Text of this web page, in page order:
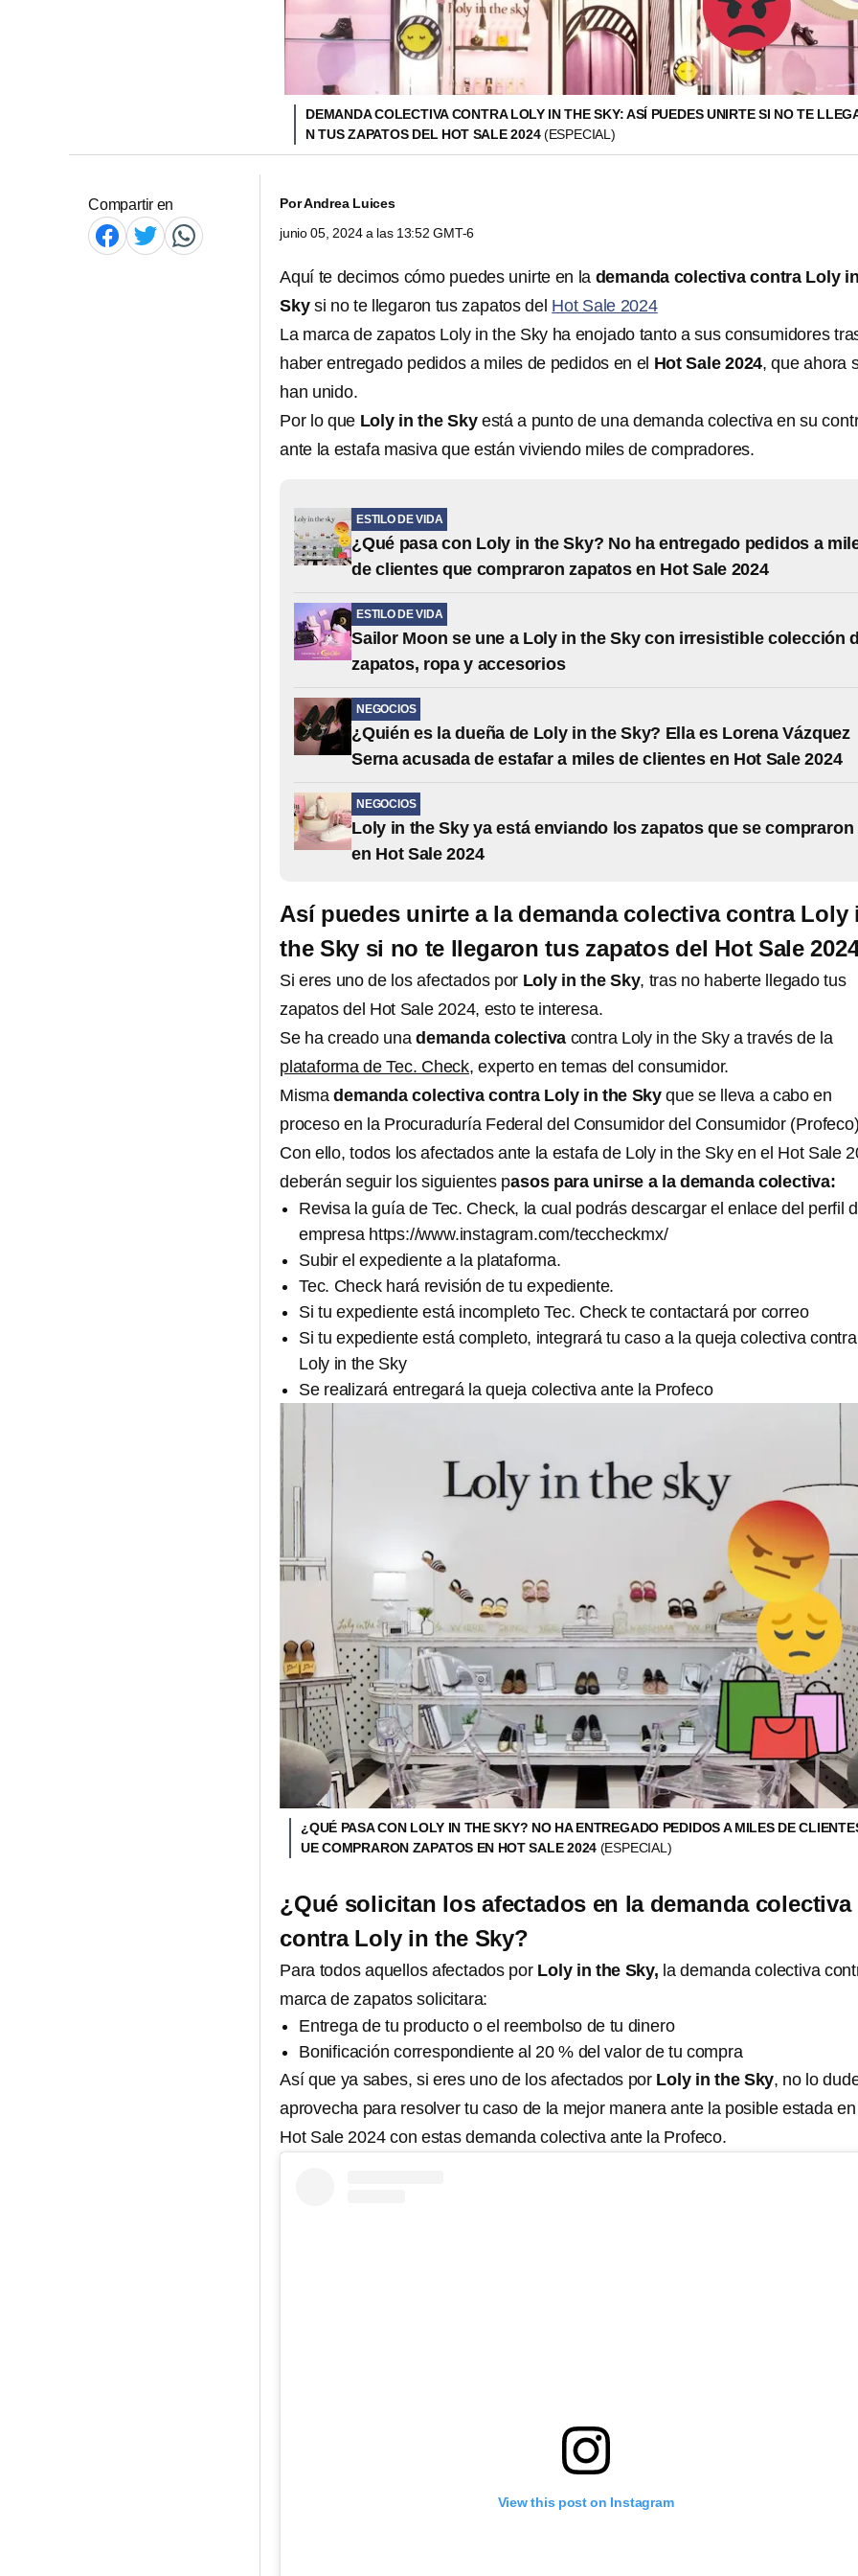
DEMANDA COLECTIVA CONTRA LOLY IN THE SKY: ASÍ PUEDES UNIRTE SI NO TE
N TUS ZAPATOS DEL HOT SALE 2024(ESPECIAL)
Compartir en PorAndrea Luices
junio 05, 2024 a las 13:52 GMT-6
Aquí te decimos cómo puedes unirte en la demanda colectiva contra Loly
Sky si no te llegaron tus zapatos del Hot Sale 2024
La marca de zapatos Loly in the Sky ha enojado tanto a sus consumidores
haber entregado pedidos a miles de pedidos en el Hot Sale 2024, que ahora
han unido.
Por lo que Loly in the Sky está a punto de una demanda colectiva en su
ante la estafa masiva que están viviendo miles de compradores.
ESTILO DE VIDA
¿Qué pasa con Loly in the Sky? No ha entregado pedidos a
de clientes que compraron zapatos en Hot Sale 2024
ESTILO DE VIDA
Sailor Moon se une a Loly in the Sky con irresistible colección
zapatos, ropa y accesorios
NEGOCIOS
¿Quién es la dueña de Loly in the Sky? Ella es Lorena Vázquez
Serna acusada de estafar a miles de clientes en Hot Sale 2024
NEGOCIOS
Loly in the Sky ya está enviando los zapatos que se compraron
en Hot Sale 2024
Así puedes unirte a la demanda colectiva contra Loly
the Sky si no te llegaron tus zapatos del Hot Sale
Si eres uno de los afectados por Loly in the Sky, tras no haberte llegado tus
zapatos del Hot Sale 2024, esto te interesa.
Se ha creado una demanda colectiva contra Loly in the Sky a través de la
plataforma de Tec. Check, experto en temas del consumidor.
Mismademanda colectiva contra Loly in the Skyque se lleva a cabo en
proceso en la Procuraduría Federal del Consumidor del Consumidor (Profeco)
Con ello, todos los afectados ante la estafa de Loly in the Sky en el Hot Sale
deberán seguir los siguientes pasos para unirse a la demanda colectiva:
Revisa la guía de Tec. Check, la cual podrás descargar el enlace del perfil
empresa https://www.instagram.com/teccheckmx/
Subir el expediente a la plataforma.
Tec. Check hará revisión de tu expediente.
Si tu expediente está incompleto Tec. Check te contactará por correo
Si tu expediente está completo, integrará tu caso a la queja colectiva contra
Loly in the Sky
Se realizará entregará la queja colectiva ante la Profeco
¿QUÉ PASA CON LOLY IN THE SKY? NO HA ENTREGADO PEDIDOS A MILES DE
UE COMPRARON ZAPATOS EN HOT SALE 2024 (ESPECIAL)
¿Qué solicitan los afectados en la demanda colectiva
contra Loly in the Sky?
Para todos aquellos afectados por Loly in the Sky, la demanda colectiva
marca de zapatos solicitara:
Entrega de tu producto o el reembolso de tu dinero
Bonificación correspondiente al 20 % del valor de tu compra
Así que ya sabes, si eres uno de los afectados por Loly in the Sky, no lo
aprovecha para resolver tu caso de la mejor manera ante la posible estada en
Hot Sale 2024 con estas demanda colectiva ante la Profeco.
View this post on Instagram